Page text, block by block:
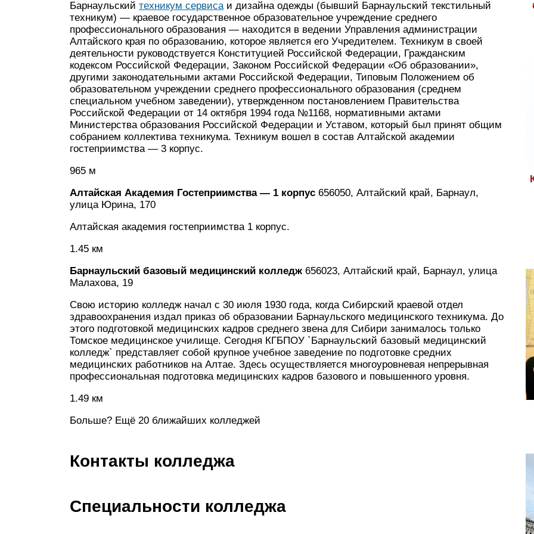
Барнаульский техникум сервисаи дизайна одежды (бывший Барнаульский текстильный
техникум) — краевое государственное образовательное учреждение среднего
профессионального образования — находится в ведении Управления администрации
Алтайского края по образованию, которое является его Учредителем. Техникум в своей
деятельности руководствуется Конституцией Российской Федерации, Гражданским
кодексом Российской Федерации, Законом Российской Федерации «Об образовании»,
другими законодательными актами Российской Федерации, Типовым Положением об
образовательном учреждении среднего профессионального образования (среднем
специальном учебном заведении), утвержденном постановлением Правительства
Российской Федерации от 14 октября 1994 года №1168, нормативными актами
Министерства образования Российской Федерации и Уставом, который был принят общим
собранием коллектива техникума. Техникум вошел в состав Алтайской академии
гостеприимства — 3 корпус.
965 м
Алтайская Академия Гостеприимства — 1 корпус 656050, Алтайский край, Барнаул,
улица Юрина, 170
Алтайская академия гостеприимства 1 корпус.
1.45 км
Барнаульский базовый медицинский колледж 656023, Алтайский край, Барнаул, улица
Малахова, 19
Свою историю колледж начал с 30 июля 1930 года, когда Сибирский краевой отдел
здравоохранения издал приказ об образовании Барнаульского медицинского техникума. До
этого подготовкой медицинских кадров среднего звена для Сибири занималось только
Томское медицинское училище. Сегодня КГБПОУ `Барнаульский базовый медицинский
колледж` представляет собой крупное учебное заведение по подготовке средних
медицинских работников на Алтае. Здесь осуществляется многоуровневая непрерывная
профессиональная подготовка медицинских кадров базового и повышенного уровня.
1.49 км
Больше? Ещё 20 ближайших колледжей
Контакты колледжа
Специальности колледжа